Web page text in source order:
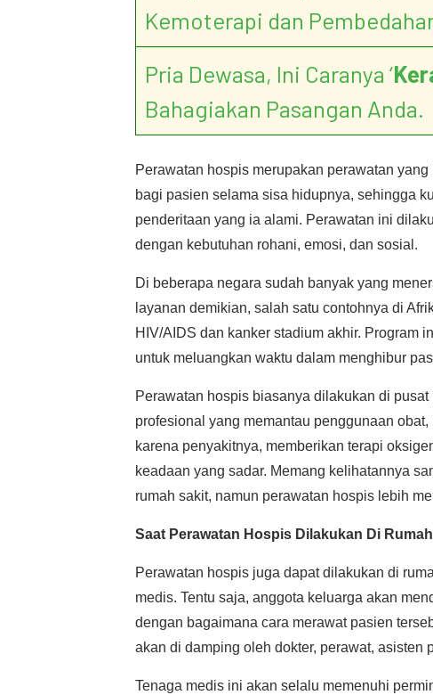
Kemoterapi dan
Pria Dewasa, Ini Caranya ‘
Bahagiakan Pasangan Anda.
Perawatan hospis merupakan perawatan
bagi pasien selama sisa hidupnya, sehingga
penderitaan yang ia alami. Perawatan ini
dengan kebutuhan rohani, emosi, dan sosial.
Di beberapa negara sudah banyak yang
layanan demikian, salah satu contohnya di
HIV/AIDS dan kanker stadium akhir. Program
untuk meluangkan waktu dalam menghibur
Perawatan hospis biasanya dilakukan di
profesional yang memantau penggunaan
karena penyakitnya, memberikan terapi
keadaan yang sadar. Memang kelihatannya
rumah sakit, namun perawatan hospis lebih
Saat Perawatan Hospis Dilakukan Di Rumah
Perawatan hospis juga dapat dilakukan di
medis. Tentu saja, anggota keluarga akan
dengan bagaimana cara merawat pasien
akan di damping oleh dokter, perawat, asisten
Tenaga medis ini akan selalu memenuhi